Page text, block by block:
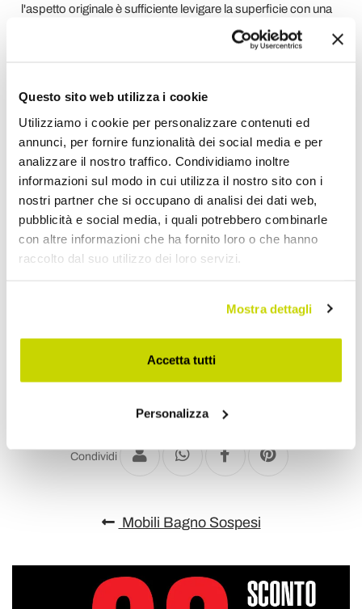
Questo sito web utilizza i cookie
Utilizziamo i cookie per personalizzare contenuti ed
annunci, per fornire funzionalità dei social media e per
analizzare il nostro traffico. Condividiamo inoltre
informazioni sul modo in cui utilizza il nostro sito con i
nostri partner che si occupano di analisi dei dati web,
pubblicità e social media, i quali potrebbero combinarle
con altre informazioni che ha fornito loro o che hanno
raccolto dal suo utilizzo dei loro servizi.
Mostra dettagli
Accetta tutti
Personalizza
l'aspetto originale è sufficiente levigare la superficie con una
con acqua, asciugando subito con panni morbidi e non
abrasivi.
Richiedi Informazioni
Opinione dei clienti
Aggiungi alla Wish List
Invia la tua opinione su questo prodotto
Condividi
Mobili Bagno Sospesi